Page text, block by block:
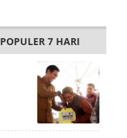
POPULER 7 HARI